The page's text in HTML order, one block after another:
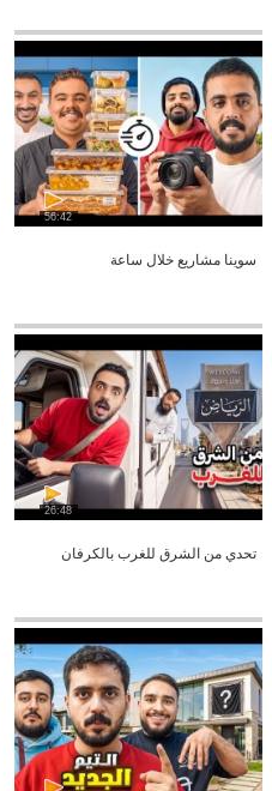
56:42
سوينا مشاريع خلال ساعة
26:48
تحدي من الشرق للغرب بالكرفان